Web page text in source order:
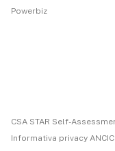
Powerbiz
CSA STAR Self-
Informativa privacy ANCIC